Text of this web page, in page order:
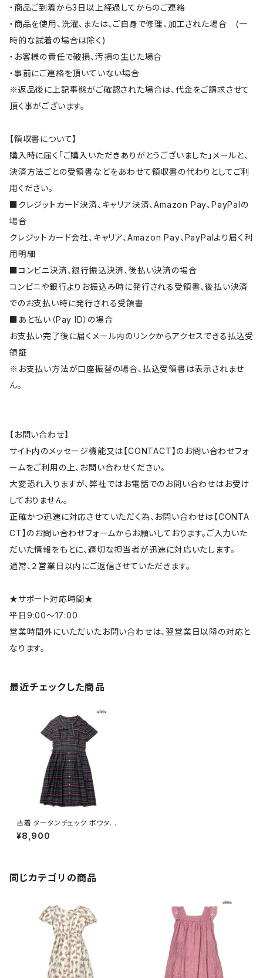
・商品ご到着から3日以上経過してからのご連絡
・商品を使用、洗濯、または、ご自身で修理、加工された場合 (一
時的な試着の場合は除く)
・お客様の責任で破損、汚損の生じた場合
・事前にご連絡を頂いていない場合
※返品後に上記事態がご確認された場合は、代金をご請求させて
頂く事がございます。
【領収書について】
購入時に届く「ご購入いただきありがとうございました」メールと、
決済方法ごとの受領書などをあわせて領収書の代わりとしてご利
用ください。
■クレジットカード決済、キャリア決済、Amazon Pay、PayPalの
場合
クレジットカード会社、キャリア、Amazon Pay、PayPalより届く利
用明細
■コンビニ決済、銀行振込決済、後払い決済の場合
コンビニや銀行よりお振込み時に発行される受領書、後払い決済
でのお支払い時に発行される受領書
■あと払い（Pay ID）の場合
お支払い完了後に届くメール内のリンクからアクセスできる払込受
領証
※お支払い方法が口座振替の場合、払込受領書は表示されませ
ん。
【お問い合わせ】
サイト内のメッセージ機能又は【CONTACT】のお問い合わせフォ
ームをご利用の上、お問い合わせください。
大変恐れ入りますが、弊社ではお電話でのお問い合わせはお受け
しておりません。
正確かつ迅速に対応させていただく為、お問い合わせは【CONTA
CT】のお問い合わせフォームからお願いしております。ご入力いた
だいた情報をもとに、適切な担当者が迅速に対応いたします。
通常、２営業日以内にご返信させていただきます。
★サポート対応時間★
平日9:00～17:00
営業時間外にいただいたお問い合わせは、翌営業日以降の対応と
なります。
最近チェックした商品
古着 タータンチェック ボウタイ
リボン 前開き ビッグカラー コッ
トン ロング丈 半袖 プリーツ ワ
¥8,900
同じカテゴリの商品